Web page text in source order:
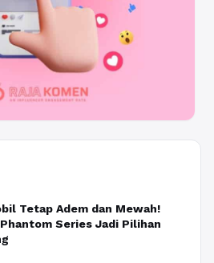
Tetap Adem dan Mewah!
Series Jadi Pilihan